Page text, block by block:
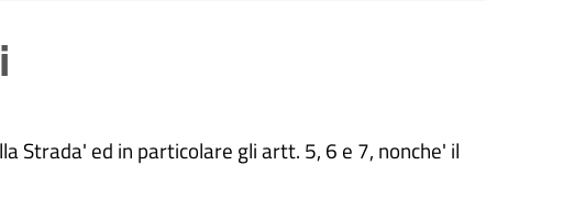
Strada' ed in particolare gli artt. 5, 6 e 7, nonche' il